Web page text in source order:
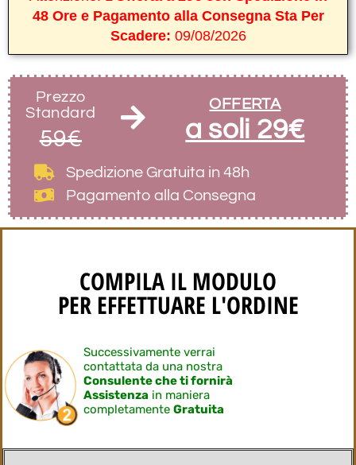
48 Ore e Pagamento alla Consegna Sta Per
Scadere: 09/08/2026
Prezzo
Standard
59€
OFFERTA
a soli 29€
Spedizione Gratuita in 48h
Pagamento alla Consegna
COMPILA IL MODULO
PER EFFETTUARE L'ORDINE
Successivamente verrai
contattata da una nostra
Consulente che ti fornirà
Assistenza in maniera
completamente Gratuita